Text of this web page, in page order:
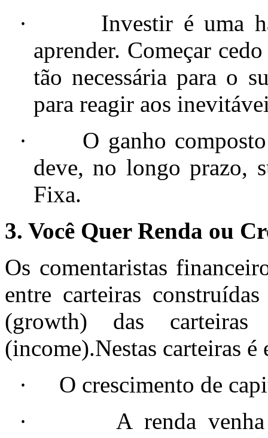
·
Investir é uma
aprender. Começar
tão necessária para o
para reagir aos
·
O ganho
deve, no longo prazo,
Fixa.
3. Você Quer Renda ou
Os comentaristas
entre carteiras
(growth) das
(income).Nestas carteiras é
·
O crescimento de
·
A renda